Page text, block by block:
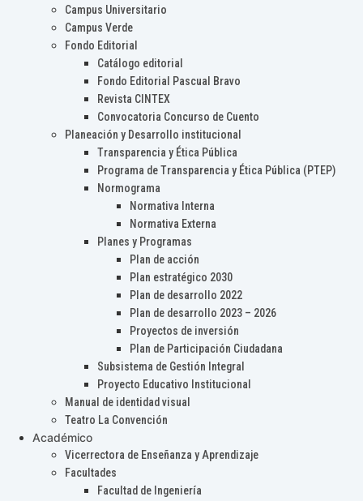
Campus Universitario
Campus Verde
Fondo Editorial
Catálogo editorial
Fondo Editorial Pascual Bravo
Revista CINTEX
Convocatoria Concurso de Cuento
Planeación y Desarrollo institucional
Transparencia y Ética Pública
Programa de Transparencia y Ética Pública (PTEP)
Normograma
Normativa Interna
Normativa Externa
Planes y Programas
Plan de acción
Plan estratégico 2030
Plan de desarrollo 2022
Plan de desarrollo 2023 – 2026
Proyectos de inversión
Plan de Participación Ciudadana
Subsistema de Gestión Integral
Proyecto Educativo Institucional
Manual de identidad visual
Teatro La Convención
Académico
Vicerrectora de Enseñanza y Aprendizaje
Facultades
Facultad de Ingeniería